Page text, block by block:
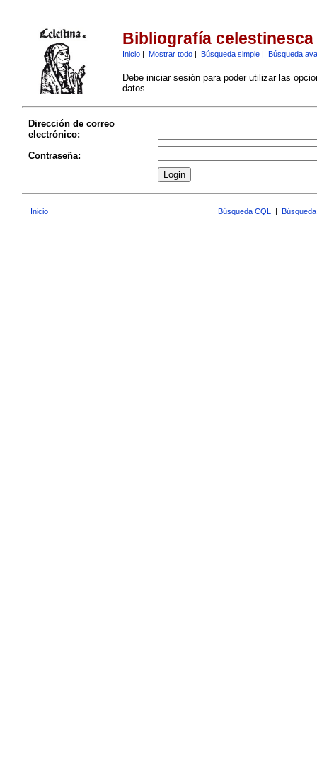
Bibliografía celestinesca
Inicio| Mostrar todo| Búsqueda simple| Búsqueda
Debe iniciar sesión para poder utilizar las
datos
Dirección de correo
electrónico:
Contraseña:
Inicio Búsqueda CQL |